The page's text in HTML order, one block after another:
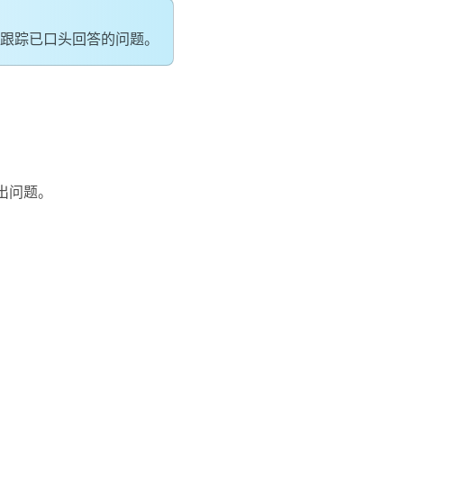
踪已口头回答的问题。
题。